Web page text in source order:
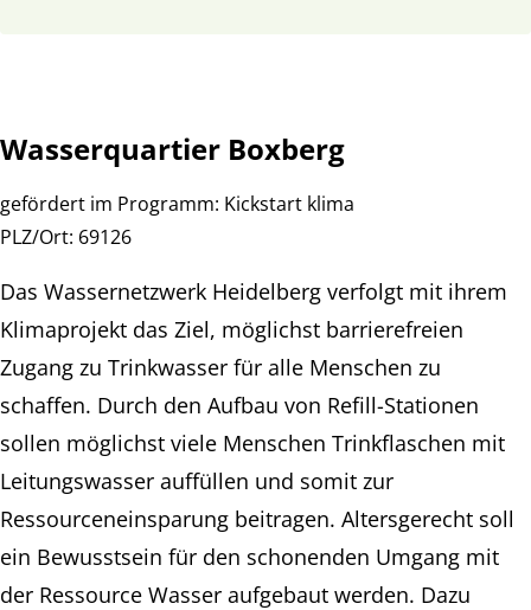
Wasserquartier Boxberg
gefördert im Programm: Kickstart klima
PLZ/Ort: 69126
Das Wassernetzwerk Heidelberg verfolgt mit ihrem
Klimaprojekt das Ziel, möglichst barrierefreien
Zugang zu Trinkwasser für alle Menschen zu
schaffen. Durch den Aufbau von Refill-Stationen
sollen möglichst viele Menschen Trinkflaschen mit
Leitungswasser auffüllen und somit zur
Ressourceneinsparung beitragen. Altersgerecht soll
ein Bewusstsein für den schonenden Umgang mit
der Ressource Wasser aufgebaut werden. Dazu